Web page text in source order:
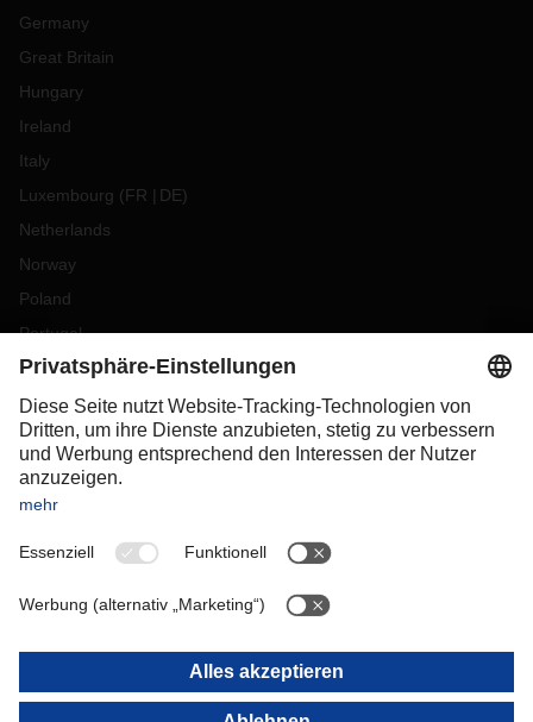
Germany
Great Britain
Hungary
Ireland
Italy
Luxembourg (FR DE)
Netherlands
Norway
Poland
Portugal
Romania
Slovakia
Spain
Sweden
Switzerland
OCEANIA